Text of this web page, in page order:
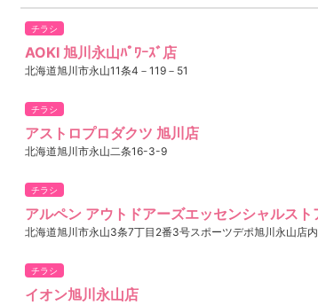
チラシ
AOKI 旭川永山ﾊﾟﾜｰｽﾞ店
北海道旭川市永山11条4－119－51
チラシ
アストロプロダクツ 旭川店
北海道旭川市永山二条16-3-9
チラシ
アルペン アウトドアーズエッセンシャルスト
北海道旭川市永山3条7丁目2番3号スポーツデポ旭川永山店内
チラシ
イオン旭川永山店